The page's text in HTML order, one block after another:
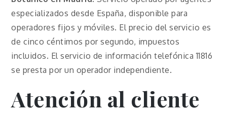
especializados desde España, disponible para
operadores fijos y móviles. El precio del servicio es
de cinco céntimos por segundo, impuestos
incluidos. El servicio de información telefónica 11816
se presta por un operador independiente.
Atención al cliente